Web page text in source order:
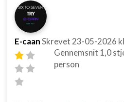
E-caanSkrevet 23-05-2026
Gennemsnit 1,0
person